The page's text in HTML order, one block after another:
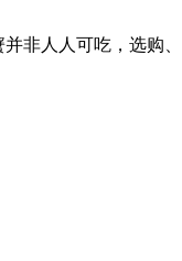
非人人可吃，选购、